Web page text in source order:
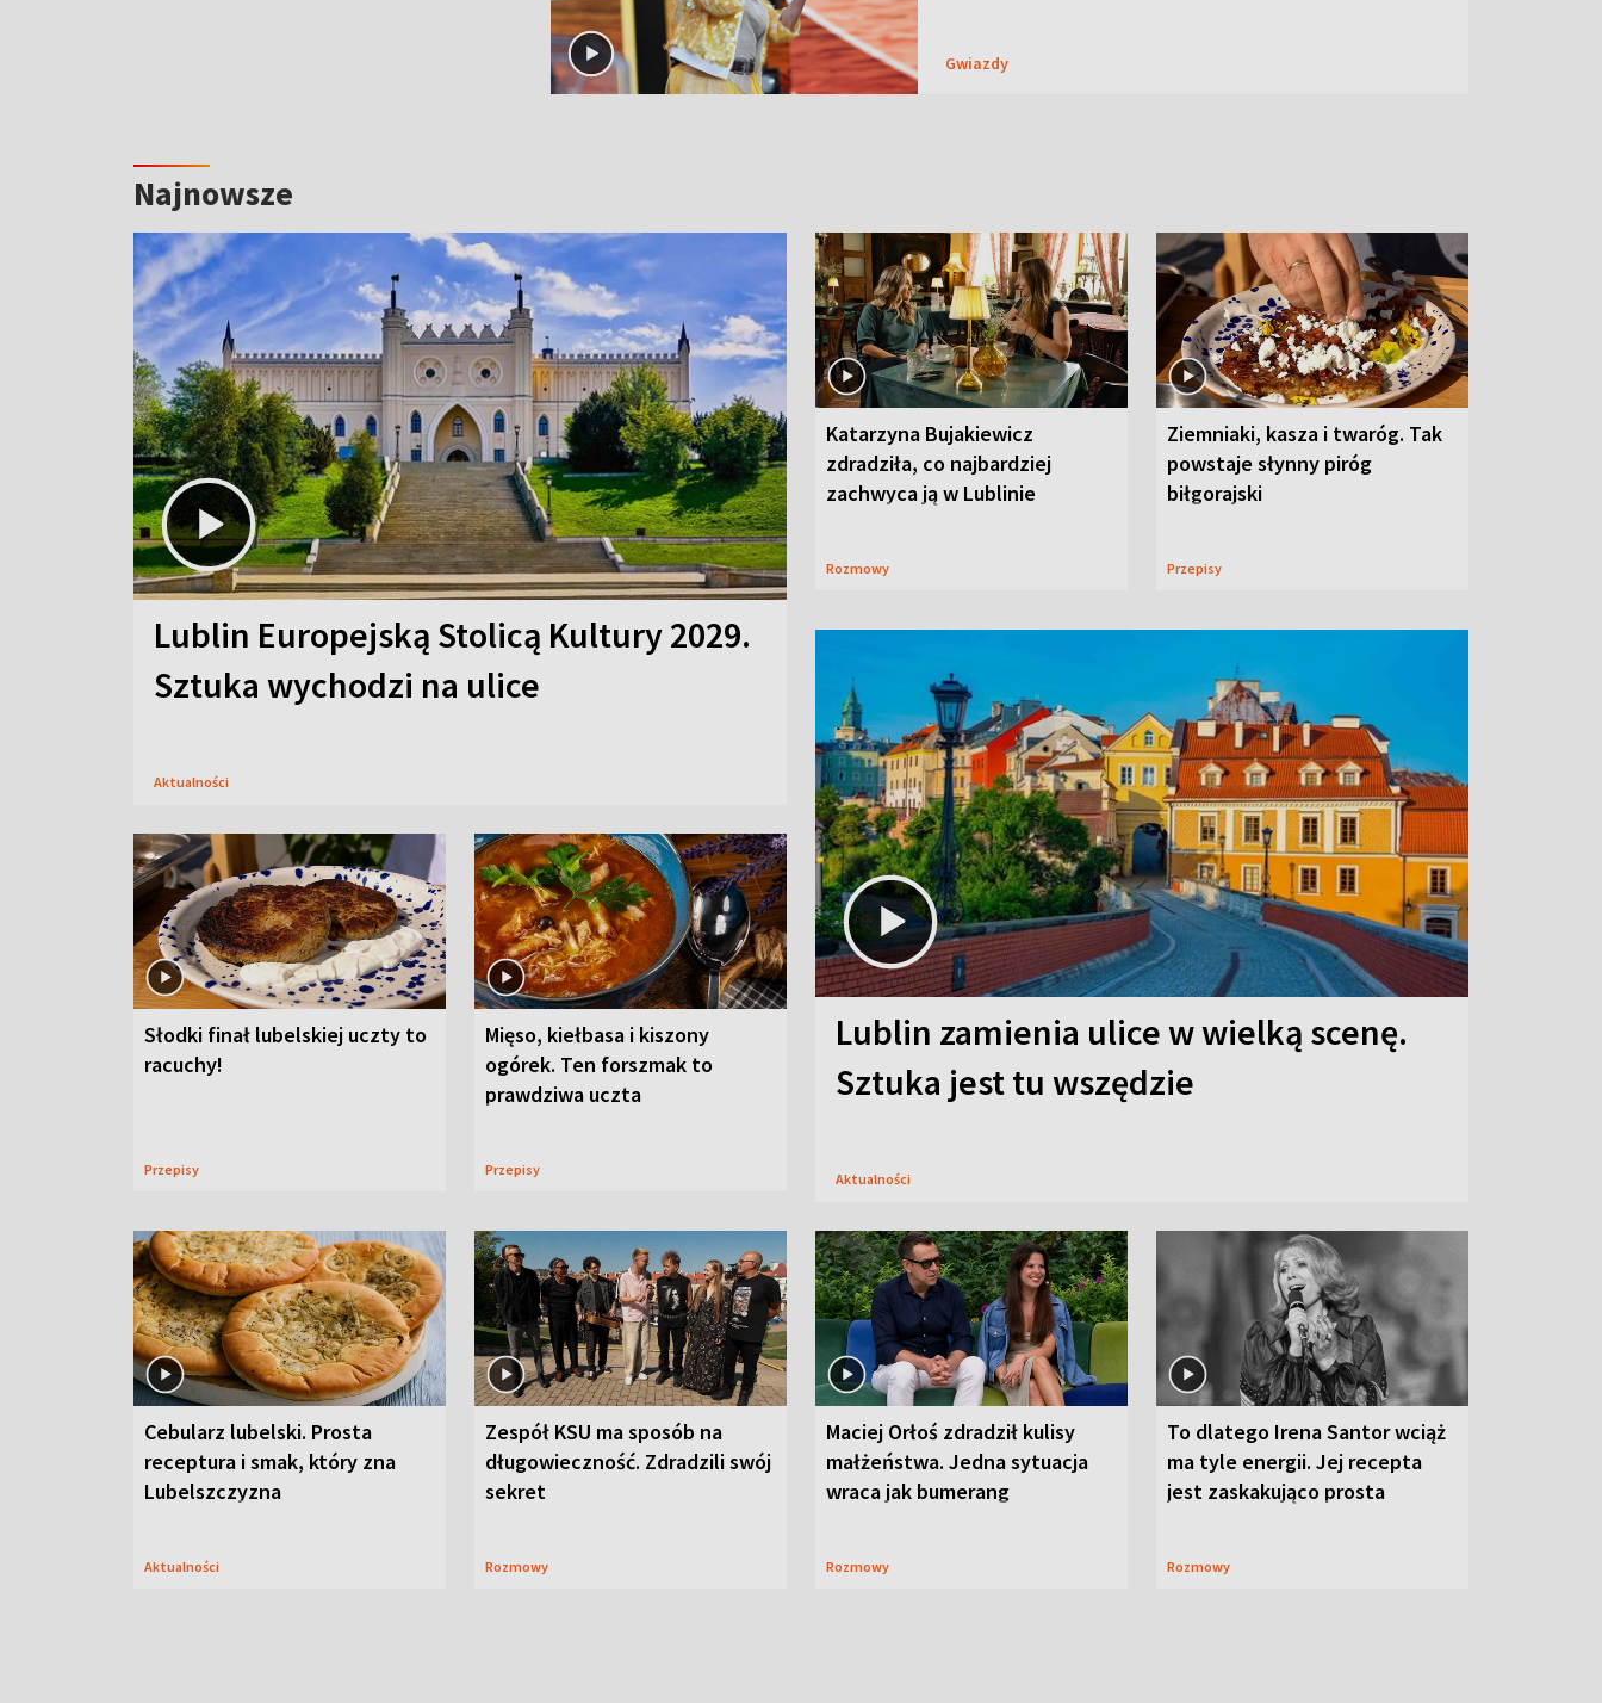
Gwiazdy
Najnowsze
Lublin Europejską Stolicą Kultury 2029.
Sztuka wychodzi na ulice
Aktualności
Katarzyna Bujakiewicz
zdradziła, co najbardziej
zachwyca ją w Lublinie
Rozmowy
Ziemniaki, kasza i twaróg. Tak
powstaje słynny piróg
biłgorajski
Przepisy
Słodki finał lubelskiej uczty to
racuchy!
Przepisy
Mięso, kiełbasa i kiszony
ogórek. Ten forszmak to
prawdziwa uczta
Przepisy
Lublin zamienia ulice w wielką scenę.
Sztuka jest tu wszędzie
Aktualności
Cebularz lubelski. Prosta
receptura i smak, który zna
Lubelszczyzna
Aktualności
Zespół KSU ma sposób na
długowieczność. Zdradzili swój
sekret
Rozmowy
Maciej Orłoś zdradził kulisy
małżeństwa. Jedna sytuacja
wraca jak bumerang
Rozmowy
To dlatego Irena Santor wciąż
ma tyle energii. Jej recepta
jest zaskakująco prosta
Rozmowy